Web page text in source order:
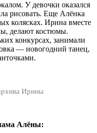
У девочки оказался
рисовать. Еще Алёнка
колясках. Ирина вместе
делают костюмы.
конкурсах, занимали
— новогодний танец,
Ирины
Алёны: